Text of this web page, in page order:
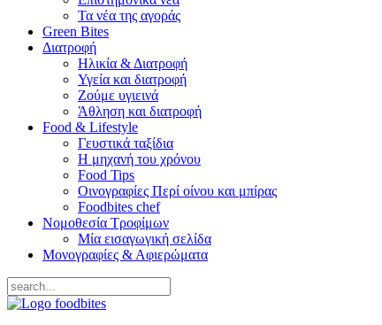
Τα νέα της αγοράς
Green Bites
Διατροφή
Ηλικία & Διατροφή
Υγεία και διατροφή
Ζούμε υγιεινά
Άθληση και διατροφή
Food & Lifestyle
Γευστικά ταξίδια
Η μηχανή του χρόνου
Food Tips
Οινογραφίες Περί οίνου και μπίρας
Foodbites chef
Νομοθεσία Τροφίμων
Μία εισαγωγική σελίδα
Μονογραφίες & Αφιερώματα